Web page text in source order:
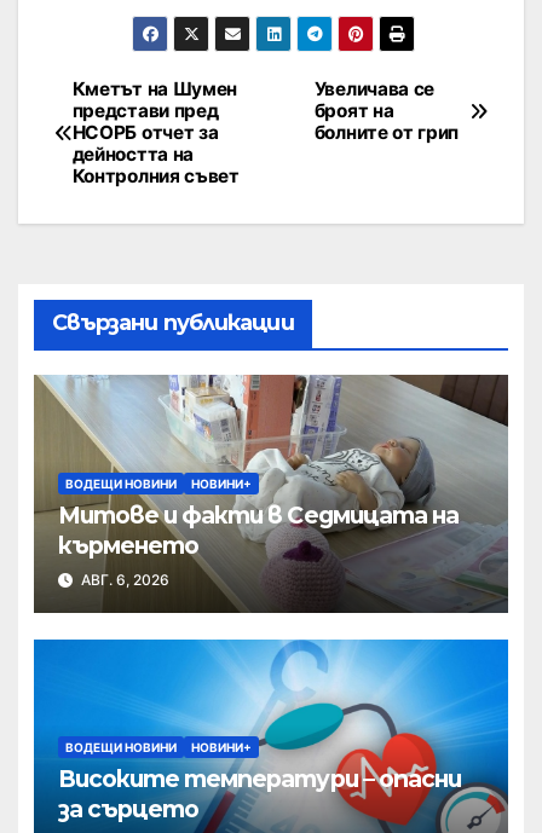
Увеличава се
броят на
болните от грип
Кметът на Шумен
представи пред
НСОРБ отчет за
дейността на
Контролния съвет
Свързани публикации
ВОДЕЩИ НОВИНИ НОВИНИ+
Митове и факти в Седмицата на
кърменето
АВГ. 6, 2026
ВОДЕЩИ НОВИНИ НОВИНИ+
Високите температури – опасни
за сърцето